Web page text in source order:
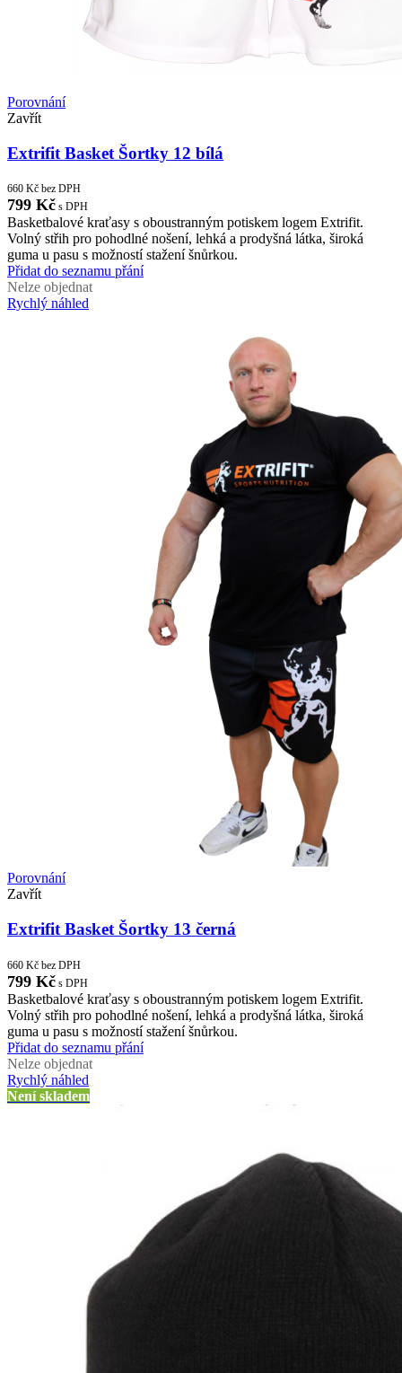
Porovnání
Zavřít
Extrifit Basket Šortky 12 bílá
660 Kč bez DPH
799 Kč s DPH
Basketbalové kraťasy s oboustranným potiskem logem Extrifit.
Volný střih pro pohodlné nošení, lehká a prodyšná látka, široká
guma u pasu s možností stažení šnůrkou.
Přidat do seznamu přání
Nelze objednat
Rychlý náhled
Porovnání
Zavřít
Extrifit Basket Šortky 13 černá
660 Kč bez DPH
799 Kč s DPH
Basketbalové kraťasy s oboustranným potiskem logem Extrifit.
Volný střih pro pohodlné nošení, lehká a prodyšná látka, široká
guma u pasu s možností stažení šnůrkou.
Přidat do seznamu přání
Nelze objednat
Rychlý náhled
Není skladem